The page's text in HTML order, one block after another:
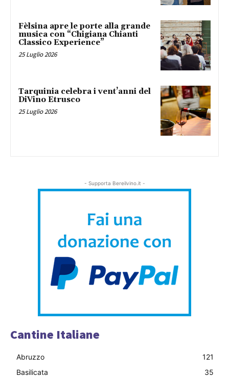
Fèlsina apre le porte alla grande
musica con “Chigiana Chianti
Classico Experience”
25 Luglio 2026
Tarquinia celebra i vent’anni del
DiVino Etrusco
25 Luglio 2026
- Supporta Bereilvino.it -
Cantine Italiane
Abruzzo
121
Basilicata
35